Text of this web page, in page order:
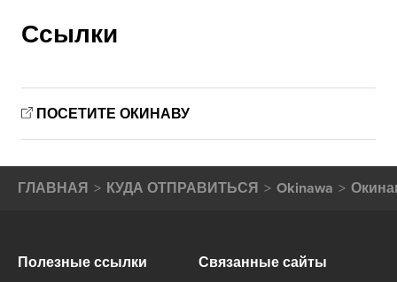
Ссылки
ПОСЕТИТЕ ОКИНАВУ
ГЛАВНАЯ КУДА ОТПРАВИТЬСЯ Okinawa
Полезные ссылки Связанные сайты